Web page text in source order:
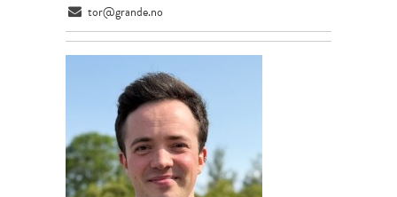
tor@grande.no